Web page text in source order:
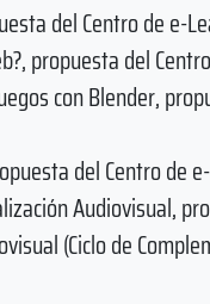
del Centro de e-
propuesta del
con Blender,
del Centro de
Audiovisual,
(Ciclo de